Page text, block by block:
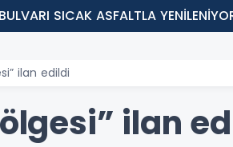
SICAK ASFALTLA
ilan edildi
ilan